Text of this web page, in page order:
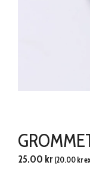
25.00 kr (20.00 kr